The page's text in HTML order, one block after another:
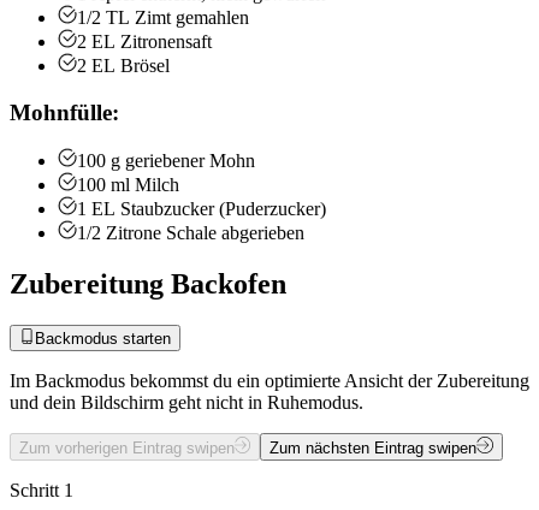
1/2 TL Zimt gemahlen
2 EL Zitronensaft
2 EL Brösel
Mohnfülle:
100 g geriebener Mohn
100 ml Milch
1 EL Staubzucker (Puderzucker)
1/2 Zitrone Schale abgerieben
Zubereitung Backofen
Backmodus starten
Im Backmodus bekommst du ein optimierte Ansicht der Zubereitung
und dein Bildschirm geht nicht in Ruhemodus.
Zum vorherigen Eintrag swipen Zum nächsten Eintrag swipen
Schritt 1